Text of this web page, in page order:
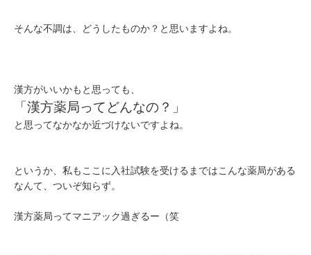
そんな不調は、どうしたものか？と思いますよね。
漢方がいいかもと思っても、
「漢方薬局ってどんなの？」
と思ってなかなか近づけないですよね。
というか、私もここに入社試験を受けるまではこんな薬局がある
なんて、ついぞ知らず。
漢方薬局ってマニアック過ぎるー（笑